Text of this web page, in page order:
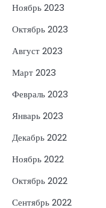
Ноябрь 2023
Октябрь 2023
Август 2023
Март 2023
Февраль 2023
Январь 2023
Декабрь 2022
Ноябрь 2022
Октябрь 2022
Сентябрь 2022